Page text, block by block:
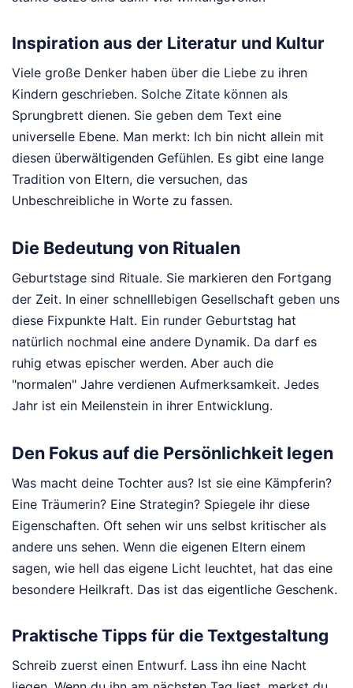
Inspiration aus der Literatur und Kultur
Viele große Denker haben über die Liebe zu ihren
Kindern geschrieben. Solche Zitate können als
Sprungbrett dienen. Sie geben dem Text eine
universelle Ebene. Man merkt: Ich bin nicht allein mit
diesen überwältigenden Gefühlen. Es gibt eine lange
Tradition von Eltern, die versuchen, das
Unbeschreibliche in Worte zu fassen.
Die Bedeutung von Ritualen
Geburtstage sind Rituale. Sie markieren den Fortgang
der Zeit. In einer schnelllebigen Gesellschaft geben uns
diese Fixpunkte Halt. Ein runder Geburtstag hat
natürlich nochmal eine andere Dynamik. Da darf es
ruhig etwas epischer werden. Aber auch die
"normalen" Jahre verdienen Aufmerksamkeit. Jedes
Jahr ist ein Meilenstein in ihrer Entwicklung.
Den Fokus auf die Persönlichkeit legen
Was macht deine Tochter aus? Ist sie eine Kämpferin?
Eine Träumerin? Eine Strategin? Spiegele ihr diese
Eigenschaften. Oft sehen wir uns selbst kritischer als
andere uns sehen. Wenn die eigenen Eltern einem
sagen, wie hell das eigene Licht leuchtet, hat das eine
besondere Heilkraft. Das ist das eigentliche Geschenk.
Praktische Tipps für die Textgestaltung
Schreib zuerst einen Entwurf. Lass ihn eine Nacht